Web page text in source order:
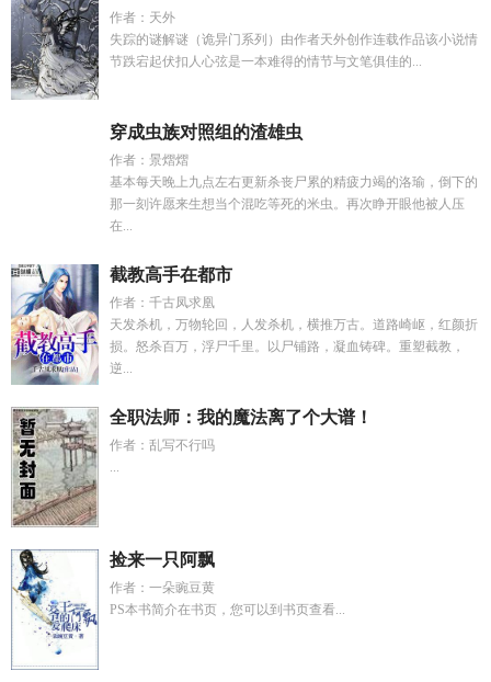
作者：天外
失踪的谜解谜（诡异门系列）由作者天外创作连载作品该小说情
节跌宕起伏扣人心弦是一本难得的情节与文笔俱佳的...
穿成虫族对照组的渣雄虫
作者：景熠熠
基本每天晚上九点左右更新杀丧尸累的精疲力竭的洛瑜，倒下的
那一刻许愿来生想当个混吃等死的米虫。再次睁开眼他被人压
在...
截教高手在都市
作者：千古凤求凰
天发杀机，万物轮回，人发杀机，横推万古。道路崎岖，红颜折
损。怒杀百万，浮尸千里。以尸铺路，凝血铸碑。重塑截教，
逆...
全职法师：我的魔法离了个大谱！
作者：乱写不行吗
...
捡来一只阿飘
作者：一朵豌豆黄
PS本书简介在书页，您可以到书页查看...